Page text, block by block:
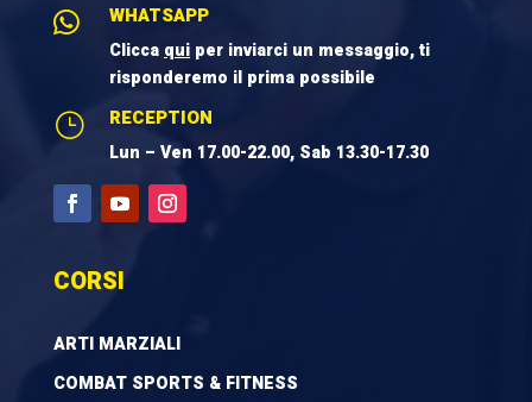
 WHATSAPP
Clicca quiper inviarci un messaggio, ti
risponderemo il prima possibile
} RECEPTION
Lun – Ven 17.00-22.00, Sab 13.30-17.30
CORSI
ARTI MARZIALI
COMBAT SPORTS & FITNESS